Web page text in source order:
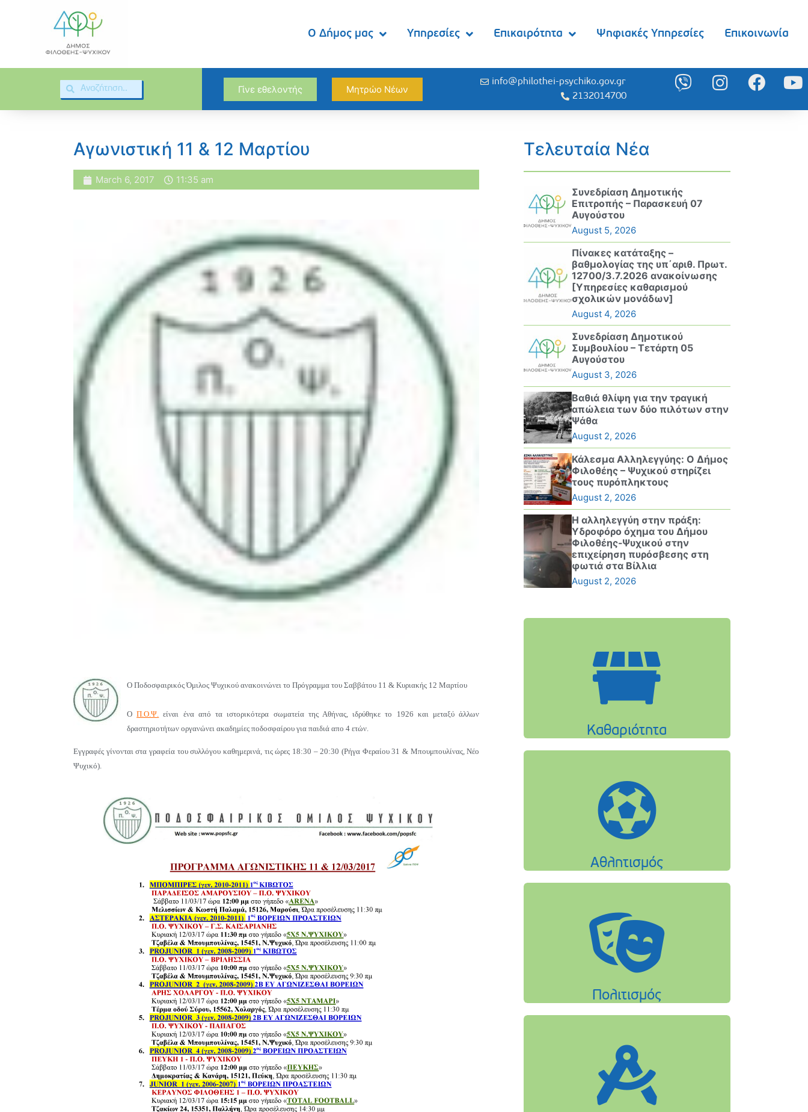
Ο Δήμος μας Υπηρεσίες Επικαιρότητα Ψηφιακές Υπηρεσίες Επικοινωνία
Γίνε εθελοντής Μητρώο Νέων
info@philothei-psychiko.gov.gr
2132014700
Αγωνιστική 11 & 12 Μαρτίου
March 6, 2017 11:35 am
Ο Ποδοσφαιρικός Όμιλος Ψυχικού ανακοινώνει το Πρόγραμμα του Σαββάτου 11 & Κυριακής 12 Μαρτίου
ΟΠ.Ο.Ψ.
είναι ένα από τα ιστορικότερα σωματεία της Αθήνας, ιδρύθηκε το 1926 και μεταξύ άλλων
δραστηριοτήτων οργανώνει ακαδημίες ποδοσφαίρου για παιδιά απο 4 ετών.
Εγγραφές γίνονται στα γραφεία του συλλόγου καθημερινά, τις ώρες 18:30 – 20:30 (Ρήγα Φεραίου 31 & Μπουμπουλίνας, Νέο
Ψυχικό).
Τελευταία Νέα
Συνεδρίαση Δημοτικής
Επιτροπής – Παρασκευή 07
Αυγούστου
August 5, 2026
Πίνακες κατάταξης –
βαθμολογίας της υπ΄αριθ. Πρωτ.
12700/3.7.2026 ανακοίνωσης
[Υπηρεσίες καθαρισμού
σχολικών μονάδων]
August 4, 2026
Συνεδρίαση Δημοτικού
Συμβουλίου – Τετάρτη 05
Αυγούστου
August 3, 2026
Βαθιά θλίψη για την τραγική
απώλεια των δύο πιλότων στην
Ψάθα
August 2, 2026
Κάλεσμα Αλληλεγγύης: Ο Δήμος
Φιλοθέης – Ψυχικού στηρίζει
τους πυρόπληκτους
August 2, 2026
Η αλληλεγγύη στην πράξη:
Υδροφόρο όχημα του Δήμου
Φιλοθέης-Ψυχικού στην
επιχείρηση πυρόσβεσης στη
φωτιά στα Βίλλια
August 2, 2026